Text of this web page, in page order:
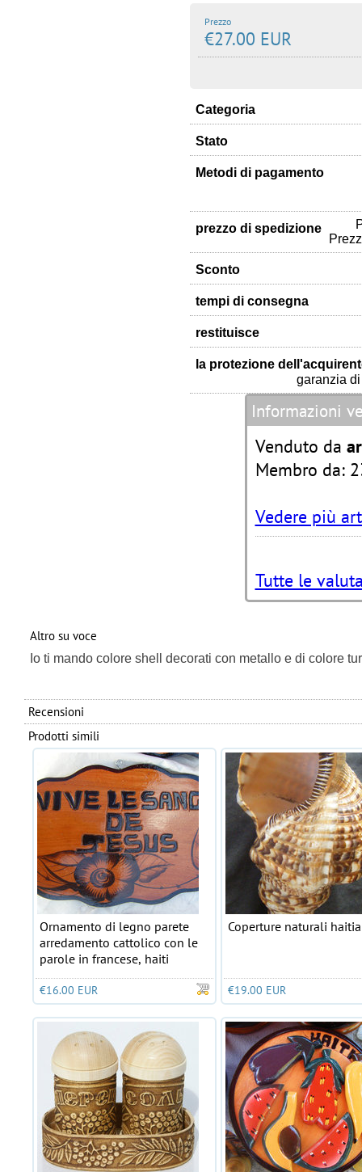
Prezzo
€27.00 EUR
Categoria
Stato
Metodi di pagamento
prezzo di spedizione
Sconto
tempi di consegna
restituisce
la protezione
garanzia
Informazioni
Venduto da
Membro da:
Vedere più
Tutte le
Altro su voce
Io ti mando colore shell decorati con metallo e di colore
Recensioni
Prodotti simili
Ornamento di legno parete
arredamento cattolico con le
parole in francese, haiti
€16.00 EUR
Coperture naturali
€19.00 EUR